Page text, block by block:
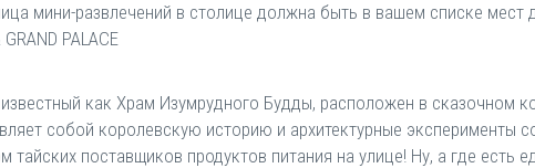
мини-развлечений в столице должна быть в вашем списке мест
PALACE
как Храм Изумрудного Будды, расположен в сказочном
собой королевскую историю и архитектурные
тайских поставщиков продуктов питания на улице! Ну, а где есть